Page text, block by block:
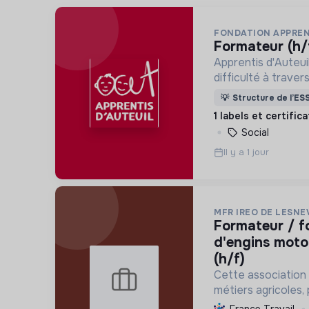
FONDATION
formateur
Apprentis
difficulté à
d’accueil,
d’insertion pour
des hommes et
💡 Structure de
1 labels et
Social
Il y a 1 jour
MFR IREO DE
formateur / formatrice conduite
d'engins
(h/f)
Cette
métiers
professionnels à